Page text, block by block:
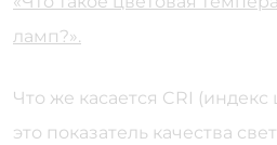
ламп?».
Что же касается CRI
это показатель качества